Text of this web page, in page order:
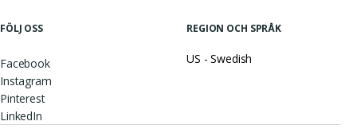
FÖLJ OSS
Facebook
Instagram
Pinterest
LinkedIn
REGION OCH SPRÅK
US - Swedish